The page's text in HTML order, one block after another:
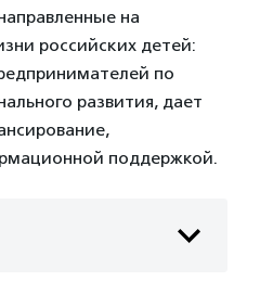
на
российских детей:
по
развития, дает
поддержкой.